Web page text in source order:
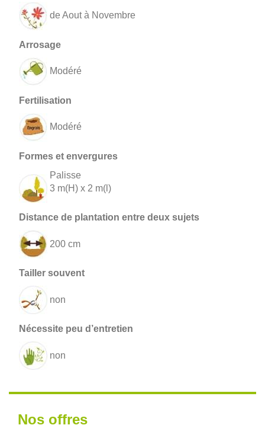
de Aout à Novembre
Modéré
Modéré
Palisse
3 m(H) x 2 m(l)
200 cm
non
non
Nos offres